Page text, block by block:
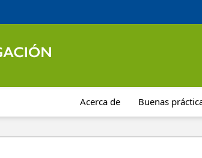
Acerca de Buenas